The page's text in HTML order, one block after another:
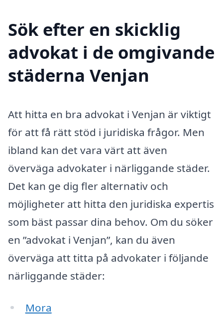
Sök efter en skicklig
advokat i de omgivande
städerna Venjan
Att hitta en bra advokat i Venjan är viktigt
för att få rätt stöd i juridiska frågor. Men
ibland kan det vara värt att även
överväga advokater i närliggande städer.
Det kan ge dig fler alternativ och
möjligheter att hitta den juridiska expertis
som bäst passar dina behov. Om du söker
en ”advokat i Venjan”, kan du även
överväga att titta på advokater i följande
närliggande städer:
Mora